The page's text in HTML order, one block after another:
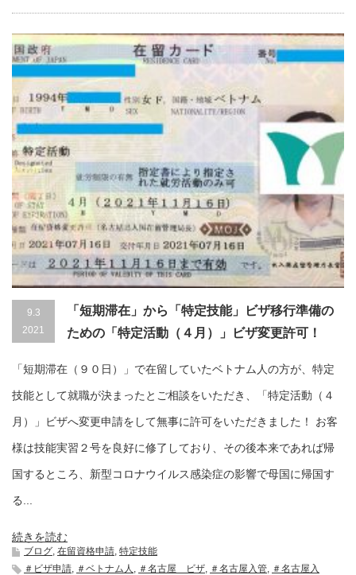
9.3
2021
「短期滞在」から「特定技能」ビザ移行準備の
ための「特定活動（４月）」ビザ変更許可！
「短期滞在（９０日）」で在留していたベトナム人の方が、特定
技能として就職が決まったとご相談をいただき、「特定活動（４
月）」ビザへ変更申請をして無事に許可をいただきました！ お客
様は技能実習２号を良好に修了しており、その後本来であれば帰
国するところ、新型コロナウイルス感染症の影響で母国に帰国す
る...
続きを読む
ブログ 在留資格申請 特定技能
＃ビザ申請
＃ベトナム人 ＃名古屋 ビザ ＃名古屋入管
＃名古屋入